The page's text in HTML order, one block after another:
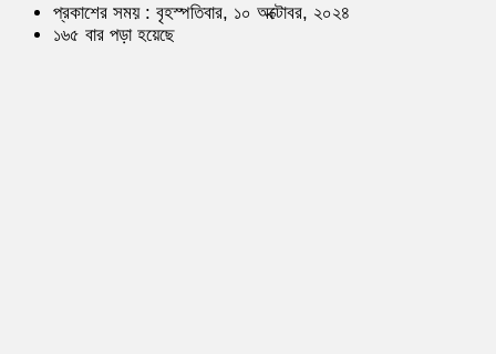
প্রকাশের সময় : বৃহস্পতিবার, ১০ অক্টোবর, ২০২৪
১৬৫ বার পড়া হয়েছে